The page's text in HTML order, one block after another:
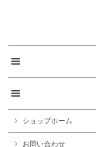
ショップホーム
お問い合わせ